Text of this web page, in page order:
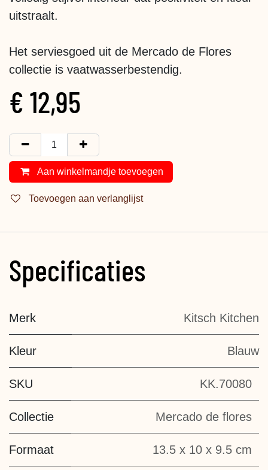
uitstraalt.
Het serviesgoed uit de Mercado de Flores
collectie is vaatwasserbestendig.
€ 12,95
Aan winkelmandje toevoegen
Toevoegen aan verlanglijst
Specificaties
Merk Kitsch Kitchen
Kleur Blauw
SKU KK.70080
Collectie Mercado de flores
Formaat 13.5 x 10 x 9.5 cm